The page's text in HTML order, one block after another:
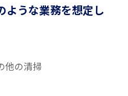
ような業務を想定し
他の清掃